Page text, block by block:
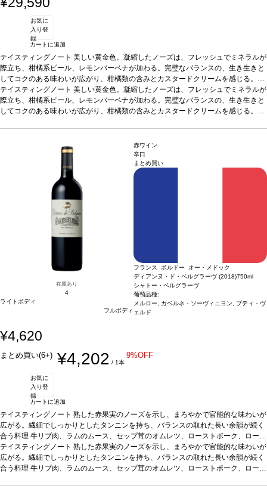
お気に
入り登
録
カートに追加
テイスティングノート 美しい黄金色。凝縮したノーズは、フレッシュでミネラルが
際立ち、柑橘系ピール、レモンバーベナが加わる。完璧なバランスの、生き生きと
してコクのある味わいが広がり、柑橘類の含みとカスタードクリームを感じる。微
かにスモークを含む、エレガントなフィニッシュが残る。 合う料理ロブスターや
エビ、ヒラメ、ホタテ、刺し身、ウニ、クリーミーチーズ、キャビアなどと好相性
葡萄品種シャルドネ 100%*本ヴィンテージが在庫切れの場合、在庫があり価格が
テイスティングノート 美しい黄金色。凝縮したノーズは、フレッシュでミネラルが
際立ち、柑橘系ピール、レモンバーベナが加わる。完璧なバランスの、生き生きと
してコクのある味わいが広がり、柑橘類の含みとカスタードクリームを感じる。微
*本ヴィンテージが在庫切れの場合、在庫があり価格が
同様の場合は自動的に次のヴィンテージに変更されます、ご了承ください。
在庫あり
4
ライトボディ
フルボディ
赤ワイン
辛口
まとめ買い
フランス ボルドー オー・メドック
ディアンヌ・ド・ベルグラーヴ (2018)750ml
シャトー・ベルグラーヴ
葡萄品種:
メルロー, カベルネ・ソーヴィニヨン, プティ・ヴ
ェルド
¥4,620
まとめ買い(6+) ¥4,202 / 1本
9%OFF
お気に
入り登
録
カートに追加
テイスティングノート 熟した赤果実のノーズを示し、まろやかで官能的な味わいが
広がる。繊細でしっかりとしたタンニンを持ち、バランスの取れた長い余韻が続く
合う料理 牛リブ肉、ラムのムース、セップ茸のオムレツ、ローストポーク、ロース
トビーフ、ロッシーニ風ステーキ、チーズなどと好相性 葡萄品種メルロー 85%、
カベルネ・ソーヴィニヨン 11%、プティ・ヴェルド 4%認証HVE3*本ヴィンテー
ジが在庫切れの場合、在庫があり価格が同様の場合は自動的に次のヴィンテージに
テイスティングノート 熟した赤果実のノーズを示し、まろやかで官能的な味わいが
広がる。繊細でしっかりとしたタンニンを持ち、バランスの取れた長い余韻が続く
合う料理 牛リブ肉、ラムのムース、セップ茸のオムレツ、ローストポーク、ロース